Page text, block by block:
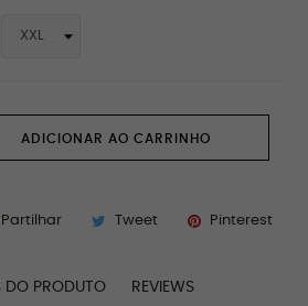
ADICIONAR AO CARRINHO
Partilhar Tweet Pinterest
DO PRODUTO REVIEWS